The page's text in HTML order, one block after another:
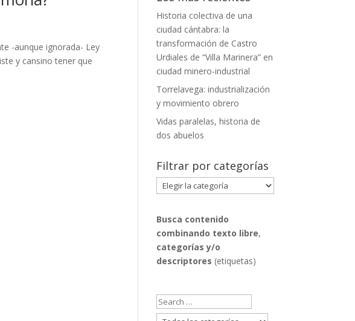
-aunque ignorada- Ley
y cansino tener que
Historia colectiva de una
ciudad cántabra: la
transformación de Castro
Urdiales de “Villa Marinera” en
ciudad minero-industrial
Torrelavega: industrialización
y movimiento obrero
Vidas paralelas, historia de
dos abuelos
Filtrar por categorías
Filtrar
por
Busca contenido
combinando texto libre,
categorías y/o
descriptores (etiquetas)